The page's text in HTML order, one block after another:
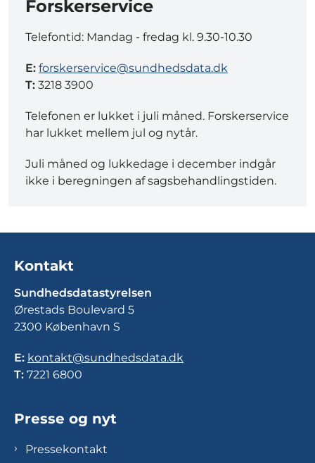
Forskerservice
Telefontid: Mandag - fredag kl. 9.30-10.30
E: forskerservice@sundhedsdata.dk
T: 3218 3900
Telefonen er lukket i juli måned. Forskerservice
har lukket mellem jul og nytår.
Juli måned og lukkedage i december indgår
ikke i beregningen af sagsbehandlingstiden.
Kontakt
Sundhedsdatastyrelsen
Ørestads Boulevard 5
2300 København S
E: kontakt@sundhedsdata.dk
T: 7221 6800
Presse og nyt
Pressekontakt